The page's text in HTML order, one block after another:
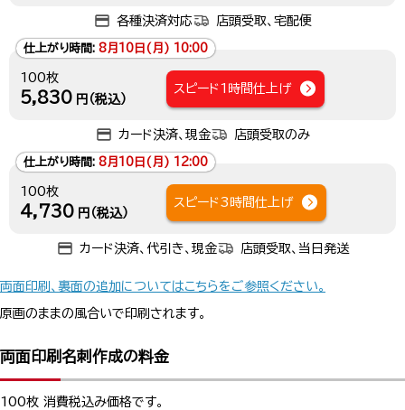
各種決済対応 店頭受取、宅配便
仕上がり時間: 8月10日(月) 10:00
100枚
5,830 円（税込）
スピード1時間仕上げ
カード決済、現金 店頭受取のみ
仕上がり時間: 8月10日(月) 12:00
100枚
4,730 円（税込）
スピード3時間仕上げ
カード決済、代引き、現金 店頭受取、当日発送
両面印刷、裏面の追加についてはこちらをご参照ください。
原画のままの風合いで印刷されます。
両面印刷名刺作成の料金
100枚 消費税込み価格です。